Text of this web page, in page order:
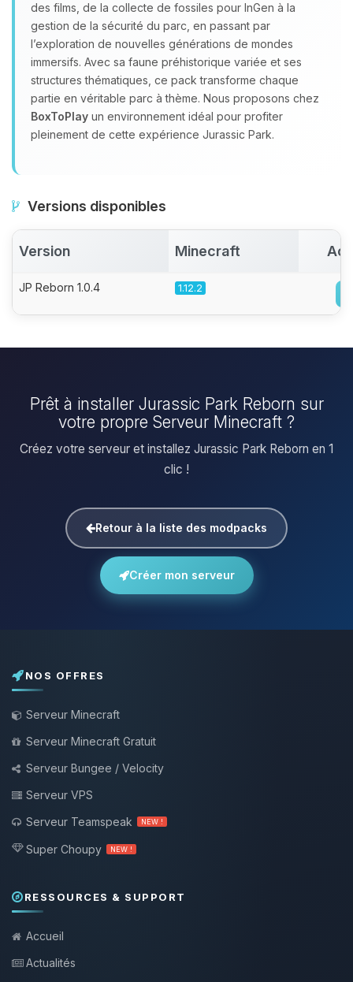
des films, de la collecte de fossiles pour InGen à la
gestion de la sécurité du parc, en passant par
l’exploration de nouvelles générations de mondes
immersifs. Avec sa faune préhistorique variée et ses
structures thématiques, ce pack transforme chaque
partie en véritable parc à thème. Nous proposons chez
BoxToPlay un environnement idéal pour profiter
pleinement de cette expérience Jurassic Park.
Versions disponibles
Version Minecraft
JP Reborn 1.0.4 1.12.2
Prêt à installer Jurassic Park Reborn sur
votre propre Serveur Minecraft ?
Créez votre serveur et installez Jurassic Park Reborn en 1
clic !
Retour à la liste des modpacks
Créer mon serveur
NOS OFFRES
Serveur Minecraft
Serveur Minecraft Gratuit
Serveur Bungee / Velocity
Serveur VPS
Serveur Teamspeak
NEW !
Super Choupy NEW !
RESSOURCES & SUPPORT
Accueil
Actualités